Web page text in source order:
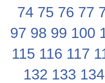
74 75 76 77
97 98 99 100
115 116 117
132 133 134